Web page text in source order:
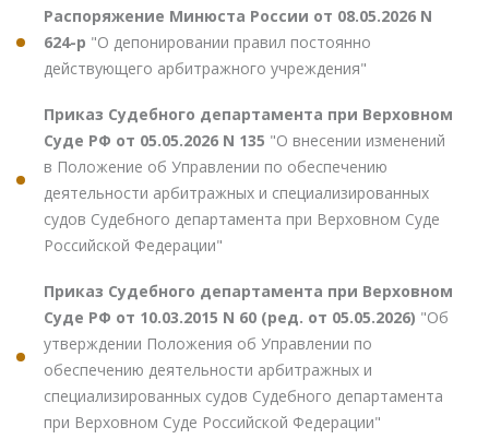
Распоряжение Минюста России от 08.05.2026 N
624-р "О депонировании правил постоянно
действующего арбитражного учреждения"
Приказ Судебного департамента при Верховном
Суде РФ от 05.05.2026 N 135 "О внесении изменений
в Положение об Управлении по обеспечению
деятельности арбитражных и специализированных
судов Судебного департамента при Верховном Суде
Российской Федерации"
Приказ Судебного департамента при Верховном
Суде РФ от 10.03.2015 N 60 (ред. от 05.05.2026) "Об
утверждении Положения об Управлении по
обеспечению деятельности арбитражных и
специализированных судов Судебного департамента
при Верховном Суде Российской Федерации"